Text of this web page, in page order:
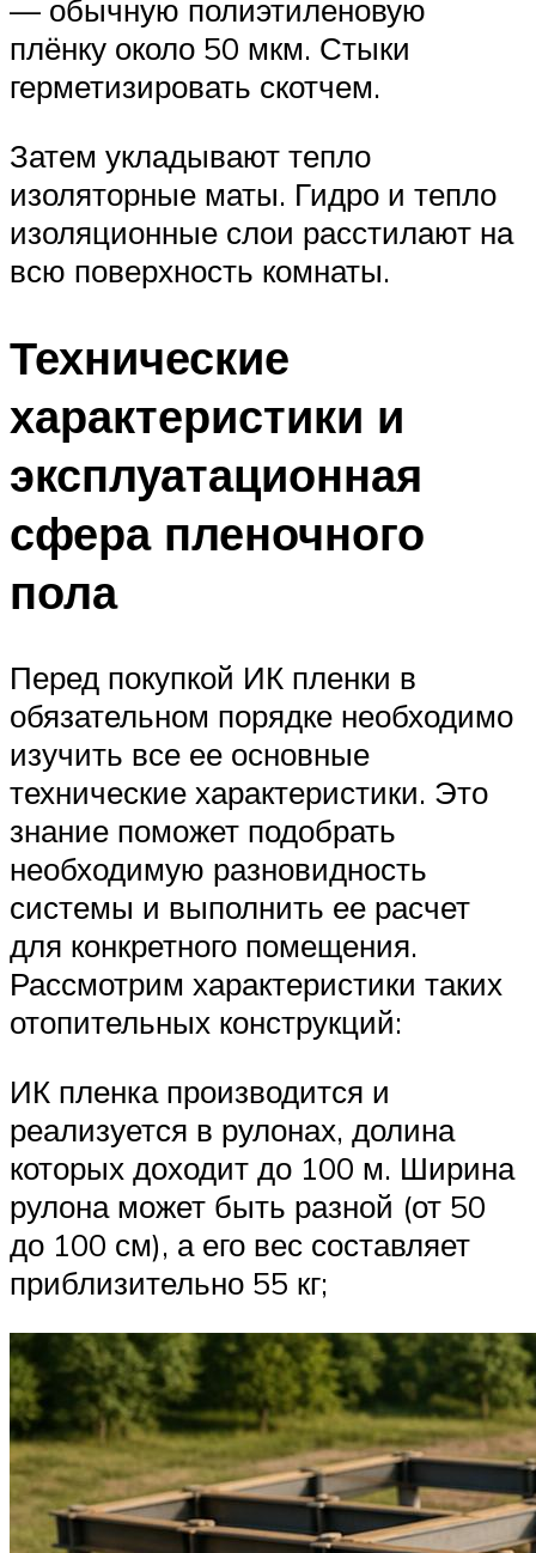
— обычную полиэтиленовую
плёнку около 50 мкм. Стыки
герметизировать скотчем.
Затем укладывают тепло
изоляторные маты. Гидро и тепло
изоляционные слои расстилают на
всю поверхность комнаты.
Технические
характеристики и
эксплуатационная
сфера пленочного
пола
Перед покупкой ИК пленки в
обязательном порядке необходимо
изучить все ее основные
технические характеристики. Это
знание поможет подобрать
необходимую разновидность
системы и выполнить ее расчет
для конкретного помещения.
Рассмотрим характеристики таких
отопительных конструкций:
ИК пленка производится и
реализуется в рулонах, долина
которых доходит до 100 м. Ширина
рулона может быть разной (от 50
до 100 см), а его вес составляет
приблизительно 55 кг;